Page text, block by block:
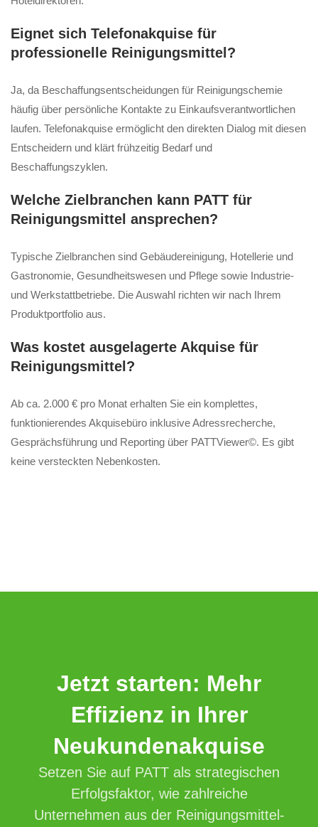
Eignet sich Telefonakquise für
professionelle Reinigungsmittel?
Ja, da Beschaffungsentscheidungen für Reinigungschemie
häufig über persönliche Kontakte zu Einkaufsverantwortlichen
laufen. Telefonakquise ermöglicht den direkten Dialog mit diesen
Entscheidern und klärt frühzeitig Bedarf und
Beschaffungszyklen.
Welche Zielbranchen kann PATT für
Reinigungsmittel ansprechen?
Typische Zielbranchen sind Gebäudereinigung, Hotellerie und
Gastronomie, Gesundheitswesen und Pflege sowie Industrie-
und Werkstattbetriebe. Die Auswahl richten wir nach Ihrem
Produktportfolio aus.
Was kostet ausgelagerte Akquise für
Reinigungsmittel?
Ab ca. 2.000 € pro Monat erhalten Sie ein komplettes,
funktionierendes Akquisebüro inklusive Adressrecherche,
Gesprächsführung und Reporting über PATTViewer©. Es gibt
keine versteckten Nebenkosten.
Jetzt starten: Mehr
Effizienz in Ihrer
Neukundenakquise
Setzen Sie auf PATT als strategischen
Erfolgsfaktor, wie zahlreiche
Unternehmen aus der Reinigungsmittel-